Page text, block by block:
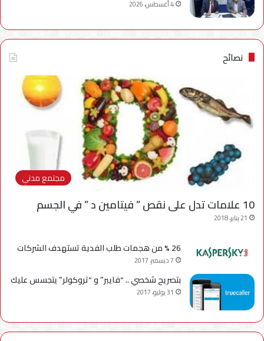
4 أغسطس، 2026
نصائح
مجتمع مدني
10 علامات تدل على نقص ” فيتامين د ” في الجسم
21 يناير، 2018
26 % من هجمات طلب الفدية تستهدف الشركات
7 ديسمبر، 2017
بتصريح شخصي .. “فايبر” و “تروكولر” يتجسس عليك
31 يوليو، 2017